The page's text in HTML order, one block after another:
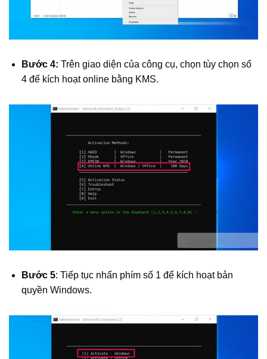
Bước 4: Trên giao diện của công cụ, chọn tùy chọn số
4 để kích hoạt online bằng KMS.
Bước 5: Tiếp tục nhấn phím số 1 để kích hoạt bản
quyền Windows.